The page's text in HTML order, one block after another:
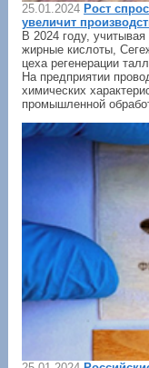
25.01.2024 Рост
увеличит
В 2024 году,
жирные кислоты,
цеха регенерации
На предприятии
химических
промышленной